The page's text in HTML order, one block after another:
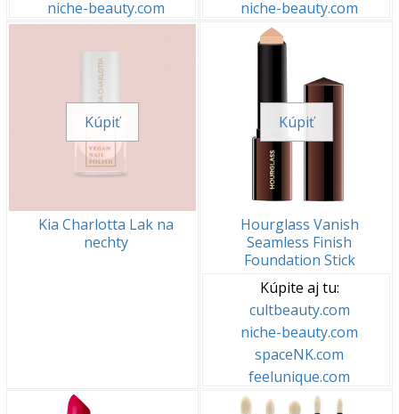
niche-beauty.com niche-beauty.com
Kúpiť
Kia Charlotta Lak na
nechty
Kúpiť
Hourglass Vanish
Seamless Finish
Foundation Stick
Kúpite aj tu:
cultbeauty.com
niche-beauty.com
spaceNK.com
feelunique.com